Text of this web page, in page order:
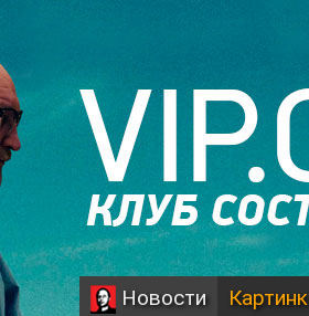
Новости